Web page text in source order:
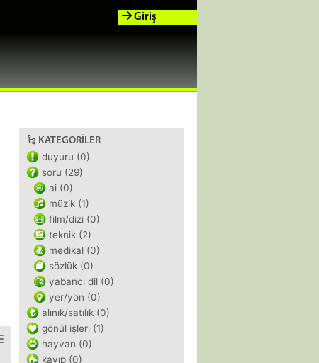
Giriş
KATEGORILER
duyuru (0)
soru (29)
ai (0)
müzik (1)
film/dizi (0)
teknik (2)
medikal (0)
sözlük (0)
yabancı dil (0)
yer/yön (0)
alınık/satılık (0)
gönül işleri (1)
hayvan (0)
kayıp (0)